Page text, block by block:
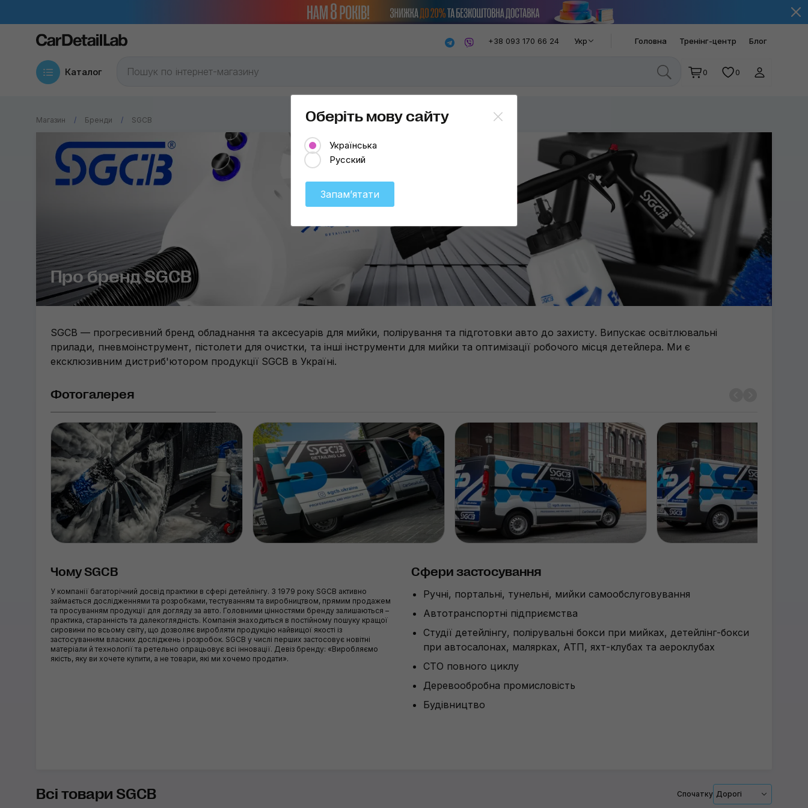
+38 093 170 66 24 Укр Головна Тренінг-центр Блог
Каталог 0 0
Магазин Бренди SGCB
Про бренд SGCB
SGCB — прогресивний бренд обладнання та аксесуарів для мийки, полірування та підготовки авто до захисту. Випускає освітлювальні
прилади, пневмоінструмент, пістолети для очистки, та інші інструменти для мийки та оптимізації робочого місця детейлера. Ми є
ексклюзивним дистриб'ютором продукції SGCB в Україні.
Фотогалерея
Чому SGCB
У компанії багаторічний досвід практики в сфері детейлінгу. З 1979 року SGCB активно
займається дослідженнями та розробками, тестуванням та виробництвом, прямим продажем
та просуванням продукції для догляду за авто. Головними цінностями бренду залишаються –
практика, старанність та далекоглядність. Компанія знаходиться в постійному пошуку кращої
сировини по всьому світу, що дозволяє виробляти продукцію найвищої якості із
застосуванням власних досліджень і розробок. SGCB у числі перших застосовує новітні
матеріали й технології та ретельно опрацьовує всі інновації. Девіз бренду: «Виробляємо
якість, яку ви хочете купити, а не товари, які ми хочемо продати».
Сфери застосування
Ручні, портальні, тунельні, мийки самообслуговування
Автотранспортні підприємства
Студії детейлінгу, полірувальні бокси при мийках, детейлінг-бокси
при автосалонах, малярках, АТП, яхт-клубах та аероклубах
СТО повного циклу
Деревообробна промисловість
Будівництво
Всі товари SGCB Спочатку Дорогі
Оберіть мову сайту
Українська
Русский
Запамʼятати